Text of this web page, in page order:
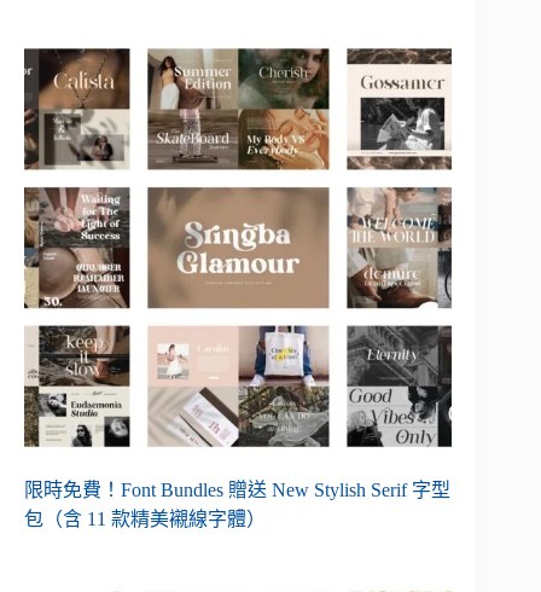
限時免費！Font Bundles 贈送 New Stylish Serif 字型
包（含 11 款精美襯線字體）